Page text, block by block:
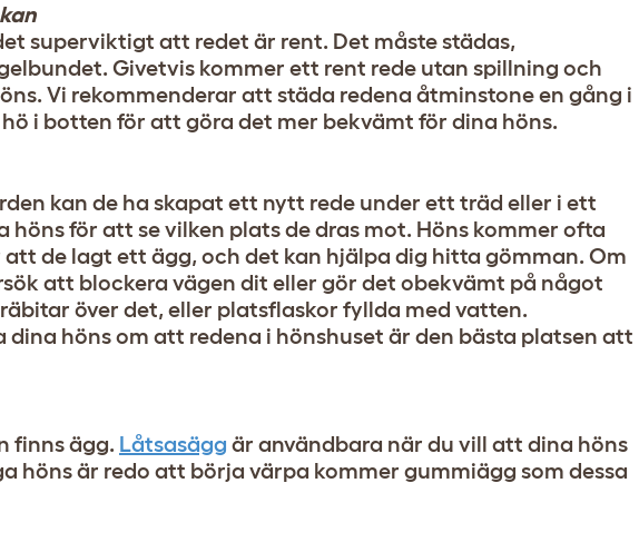
superviktigt att redet är rent. Det måste städas,
Givetvis kommer ett rent rede utan spillning och
Vi rekommenderar att städa redena åtminstone en gång i
i botten för att göra det mer bekvämt för dina höns.
kan de ha skapat ett nytt rede under ett träd eller i ett
höns för att se vilken plats de dras mot. Höns kommer ofta
de lagt ett ägg, och det kan hjälpa dig hitta gömman. Om
att blockera vägen dit eller gör det obekvämt på något
över det, eller platsflaskor fyllda med vatten.
höns om att redena i hönshuset är den bästa platsen att
finns ägg. Låtsasägg är användbara när du vill att dina höns
höns är redo att börja värpa kommer gummiägg som dessa